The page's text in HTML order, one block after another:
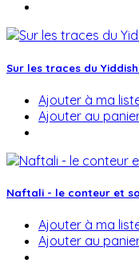
Sur les traces du
Ajouter à ma
Ajouter au
Naftali - le conteur et
Ajouter à ma
Ajouter au